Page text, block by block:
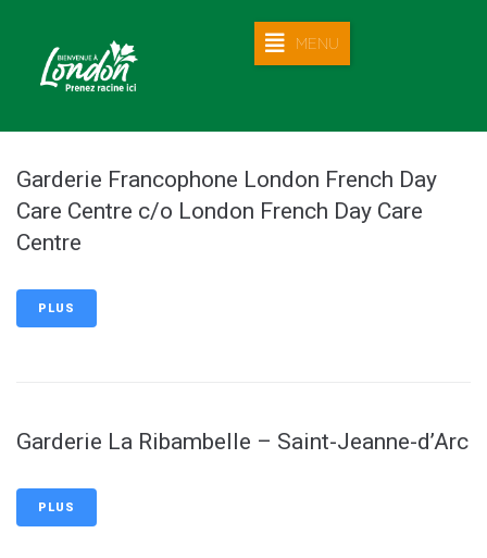
MENU
Garderie Francophone London French Day
Care Centre c/o London French Day Care
Centre
PLUS
Garderie La Ribambelle – Saint-Jeanne-d’Arc
PLUS